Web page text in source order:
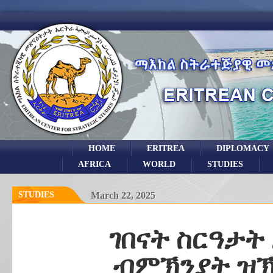
DIPLOMACY
ERITREA
HOME
STUDIES
WORLD
AFRICA
STUDIES March 22, 2025
ገበናት
ብምኽንያት